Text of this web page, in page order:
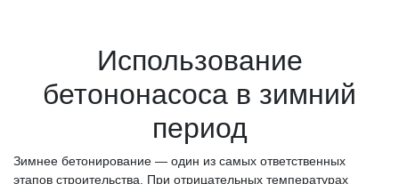
Использование
бетононасоса в зимний
период
Зимнее бетонирование — один из самых ответственных
этапов строительства. При отрицательных температурах